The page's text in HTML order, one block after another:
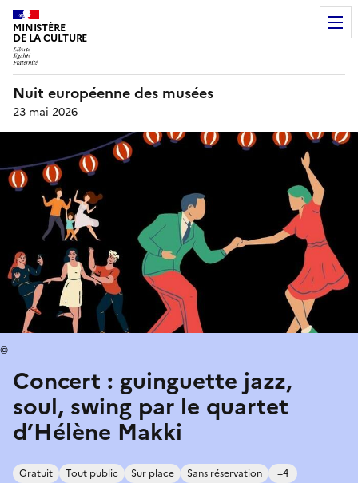
MINISTÈRE
DE LA CULTURE
Nuit européenne des musées
23 mai 2026
Concert : guinguette jazz,
soul, swing par le quartet
d’Hélène Makki
Gratuit Tout public Sur place Sans réservation +4
©